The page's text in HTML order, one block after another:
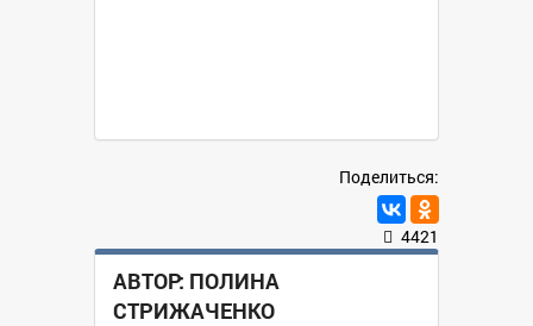
Поделиться:
4421
АВТОР: ПОЛИНА
СТРИЖАЧЕНКО